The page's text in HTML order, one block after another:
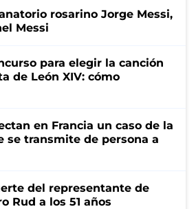
rosarino Jorge Messi,
Messi
para elegir la canción
de León XIV: cómo
en Francia un caso de la
se transmite de persona a
del representante de
Rud a los 51 años